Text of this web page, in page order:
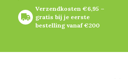
Verzendkosten €6,95 –
gratis bij je eerste
bestelling vanaf €200